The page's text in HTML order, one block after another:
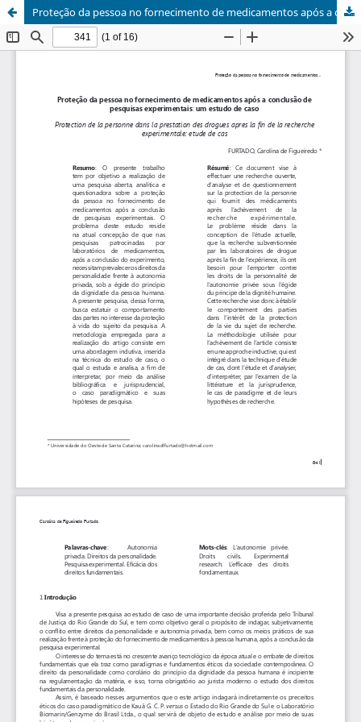
Proteção da pessoa no fornecimento de medicamentos após a conclusão de pesquisas experimentais: um estudo de caso